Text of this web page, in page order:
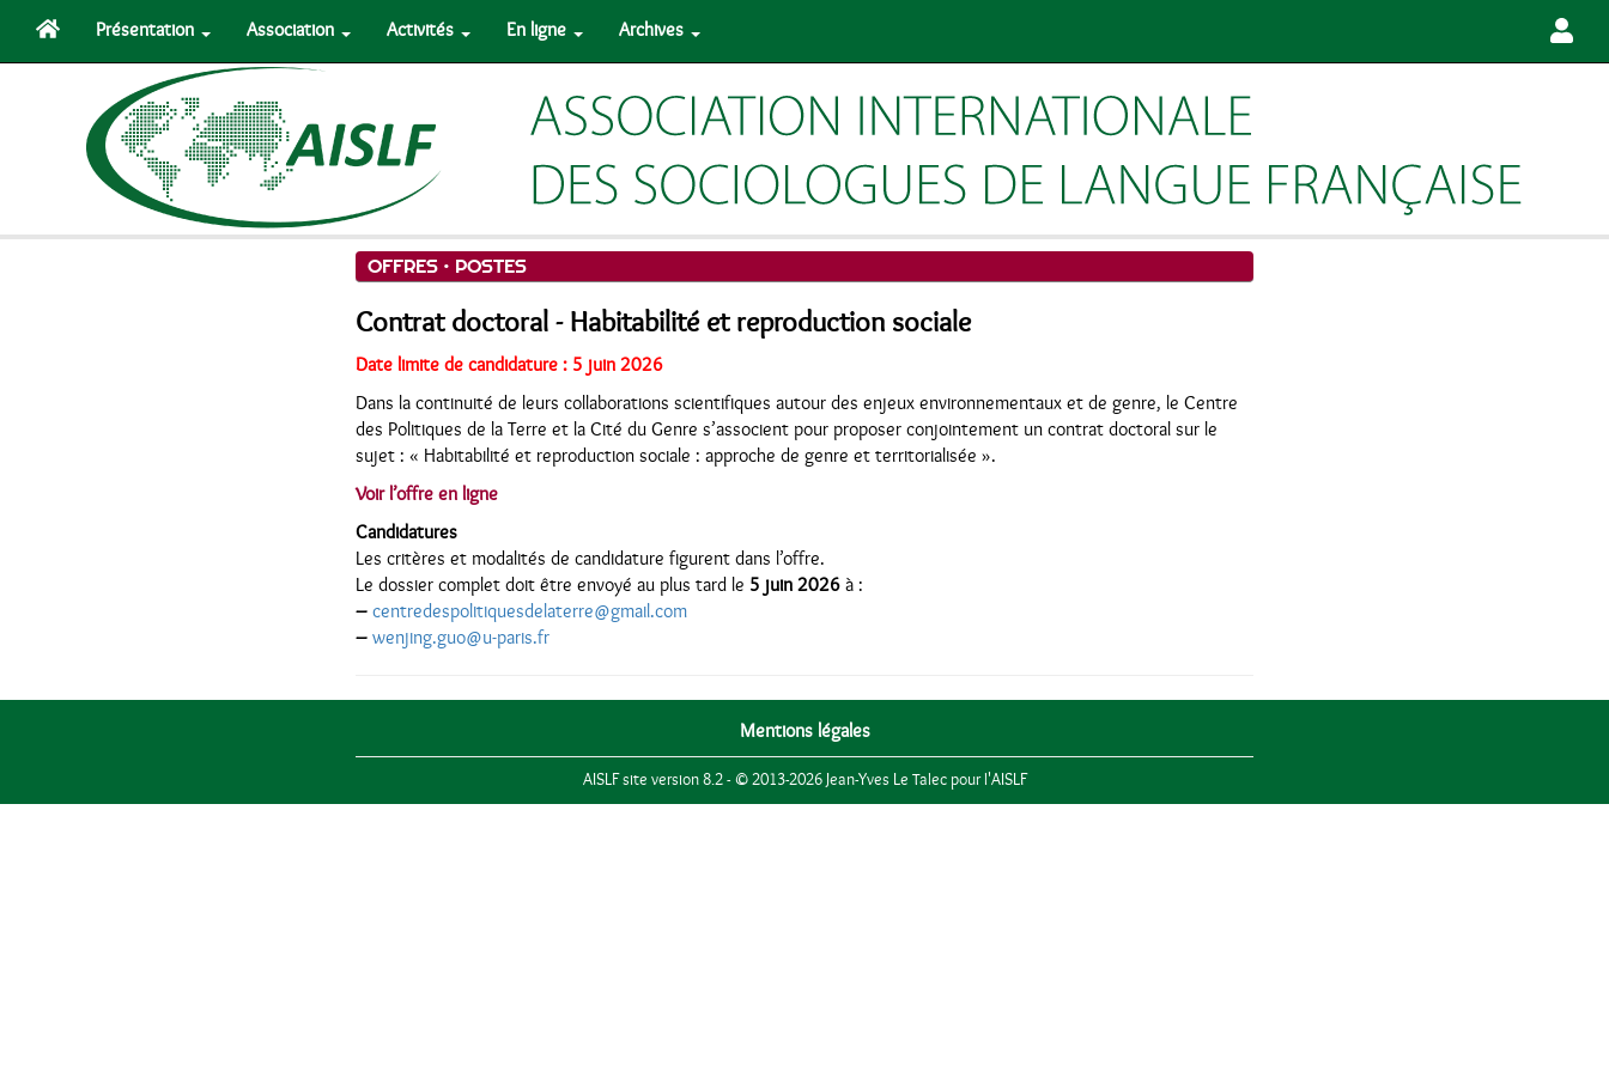
Présentation Association Activités En ligne Archives
OFFRES • POSTES
Contrat doctoral - Habitabilité et reproduction sociale
Date limite de candidature : 5 juin 2026
Dans la continuité de leurs collaborations scientifiques autour des enjeux environnementaux et de genre, le Centre
des Politiques de la Terre et la Cité du Genre s’associent pour proposer conjointement un contrat doctoral sur le
sujet : « Habitabilité et reproduction sociale : approche de genre et territorialisée ».
Voir l’offre en ligne
Candidatures
Les critères et modalités de candidature figurent dans l’offre.
Le dossier complet doit être envoyé au plus tard le 5 juin 2026 à :
– centredespolitiquesdelaterre@gmail.com
– wenjing.guo@u-paris.fr
Mentions légales
AISLF site version 8.2 - © 2013-2026 Jean-Yves Le Talec pour l'AISLF